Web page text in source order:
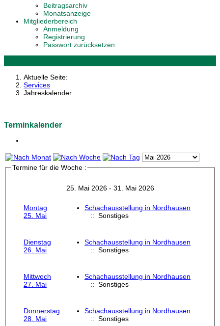
Beitragsarchiv
Monatsanzeige
Mitgliederbereich
Anmeldung
Registrierung
Passwort zurücksetzen
Aktuelle Seite:
Services
Jahreskalender
Terminkalender
Termine für die Woche :
25. Mai 2026 - 31. Mai 2026
Montag
25. Mai
Schachausstellung in Nordhausen
:: Sonstiges
Dienstag
26. Mai
Schachausstellung in Nordhausen
:: Sonstiges
Mittwoch
27. Mai
Schachausstellung in Nordhausen
:: Sonstiges
Donnerstag
28. Mai
Schachausstellung in Nordhausen
:: Sonstiges